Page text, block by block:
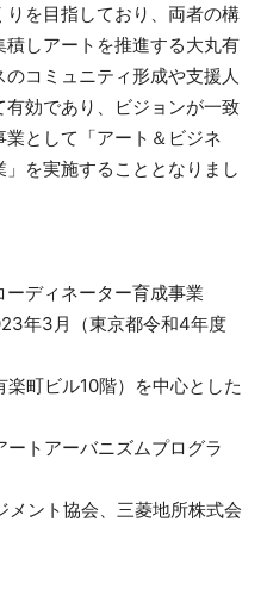
を目指しており、両者の構
しアートを推進する大丸有
コミュニティ形成や支援人
効であり、ビジョンが一致
として「アート＆ビジネ
を実施することとなりまし
ーディネーター育成事業
年3月（東京都令和4年度
楽町ビル10階）を中心とした
トアーバニズムプログラ
メント協会、三菱地所株式会